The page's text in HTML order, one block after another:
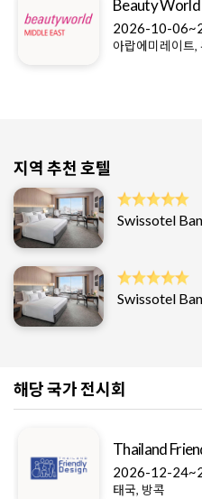
Beauty
2026-10-
아랍에미레이트,
지역 추천 호텔
Swissotel
Swissotel
해당 국가 전시회
Thailand
2026-12-
태국, 방콕